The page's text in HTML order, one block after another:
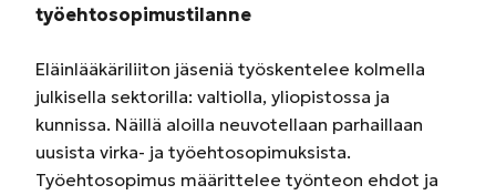
työehtosopimustilanne
Eläinlääkäriliiton jäseniä työskentelee kolmella
julkisella sektorilla: valtiolla, yliopistossa ja
kunnissa. Näillä aloilla neuvotellaan parhaillaan
uusista virka- ja työehtosopimuksista.
Työehtosopimus määrittelee työnteon ehdot ja